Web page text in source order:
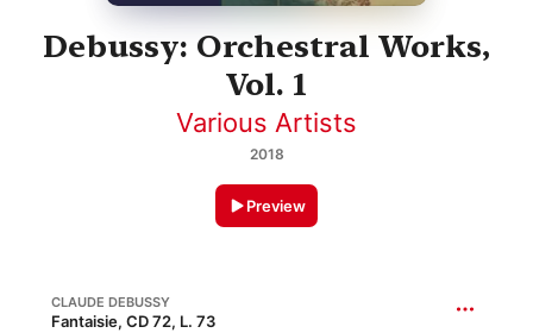
Debussy: Orchestral Works,
Vol. 1
Various Artists
2018
Preview
CLAUDE DEBUSSY
Fantaisie, CD 72, L. 73